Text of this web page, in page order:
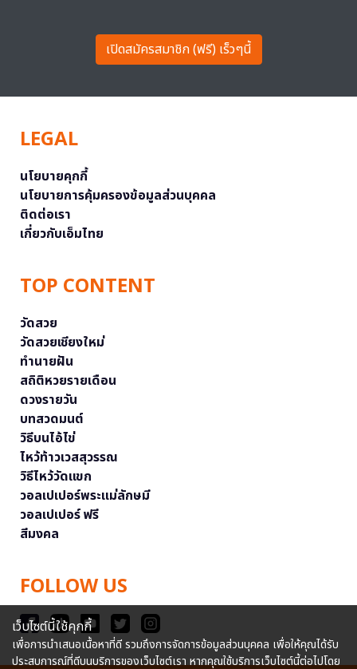
เปิดสมัครสมาชิก (ฟรี) เร็วๆนี้
LEGAL
นโยบายคุกกี้
นโยบายการคุ้มครองข้อมูลส่วนบุคคล
ติดต่อเรา
เกี่ยวกับเอ็มไทย
TOP CONTENT
วัดสวย
วัดสวยเชียงใหม่
ทำนายฝัน
สถิติหวยรายเดือน
ดวงรายวัน
บทสวดมนต์
วิธีบนไอ้ไข่
ไหว้ท้าวเวสสุวรรณ
วิธีไหว้วัดแขก
วอลเปเปอร์พระแม่ลักษมี
วอลเปเปอร์ ฟรี
สีมงคล
FOLLOW US
เว็บไซต์นี้ใช้คุกกี้
เพื่อการนำเสนอเนื้อหาที่ดี รวมถึงการจัดการข้อมูลส่วนบุคคล เพื่อให้คุณได้รับ
ประสบการณ์ที่ดีบนบริการของเว็บไซต์เรา หากคุณใช้บริการเว็บไซต์นี้ต่อไปโดย